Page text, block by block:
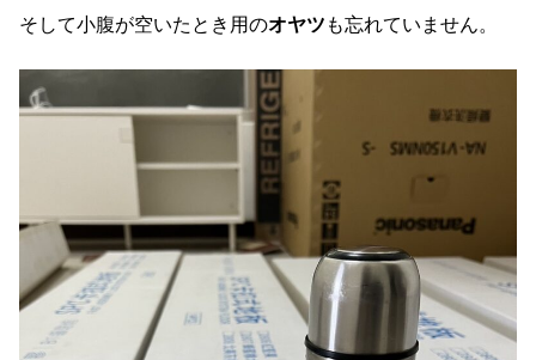
そして小腹が空いたとき用のオヤツ も忘れていません。